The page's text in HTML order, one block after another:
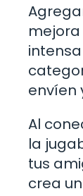
envíen
Al
la
tus
crea